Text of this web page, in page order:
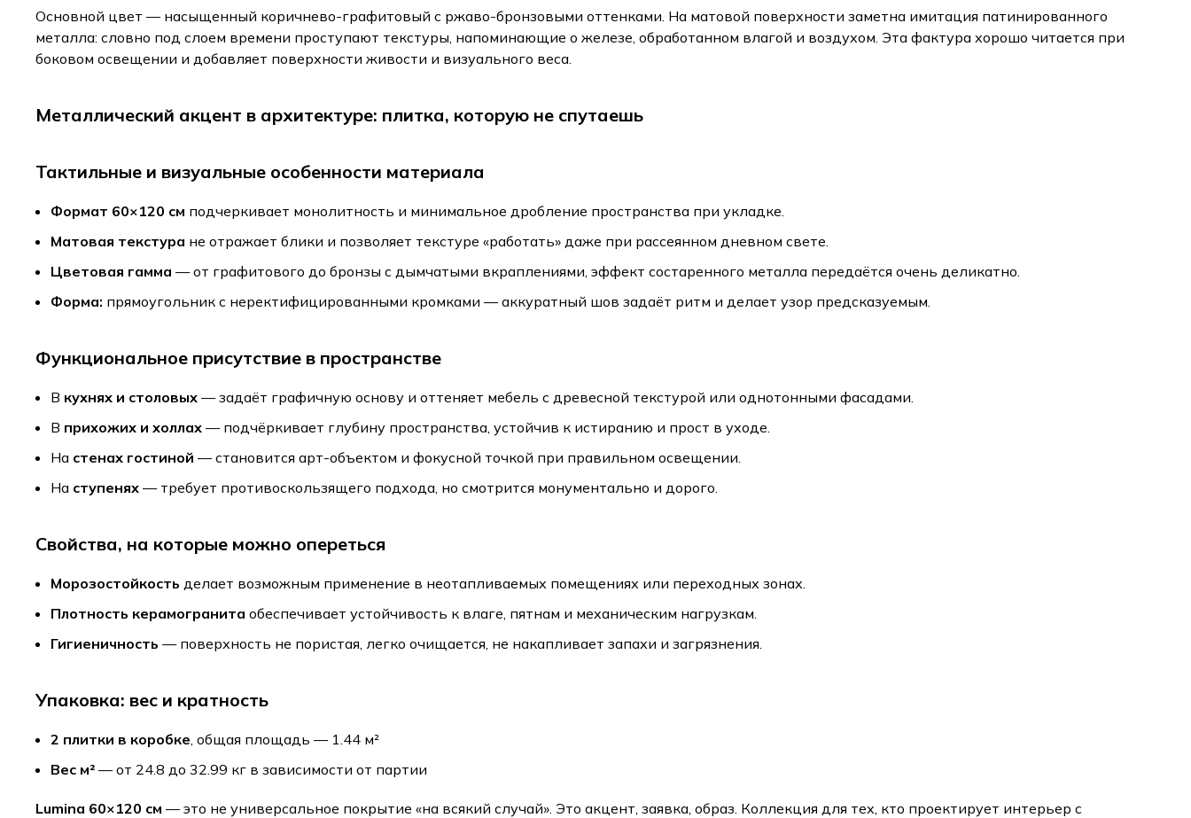
Основной цвет — насыщенный коричнево-графитовый с ржаво-бронзовыми оттенками. На матовой поверхности заметна имитация патинированного
металла: словно под слоем времени проступают текстуры, напоминающие о железе, обработанном влагой и воздухом. Эта фактура хорошо читается при
боковом освещении и добавляет поверхности живости и визуального веса.
Металлический акцент в архитектуре: плитка, которую не спутаешь
Тактильные и визуальные особенности материала
Формат 60×120 см подчеркивает монолитность и минимальное дробление пространства при укладке.
Матовая текстура не отражает блики и позволяет текстуре «работать» даже при рассеянном дневном свете.
Цветовая гамма — от графитового до бронзы с дымчатыми вкраплениями, эффект состаренного металла передаётся очень деликатно.
Форма: прямоугольник с неректифицированными кромками — аккуратный шов задаёт ритм и делает узор предсказуемым.
Функциональное присутствие в пространстве
В кухнях и столовых — задаёт графичную основу и оттеняет мебель с древесной текстурой или однотонными фасадами.
В прихожих и холлах — подчёркивает глубину пространства, устойчив к истиранию и прост в уходе.
На стенах гостиной — становится арт-объектом и фокусной точкой при правильном освещении.
На ступенях — требует противоскользящего подхода, но смотрится монументально и дорого.
Свойства, на которые можно опереться
Морозостойкость делает возможным применение в неотапливаемых помещениях или переходных зонах.
Плотность керамогранита обеспечивает устойчивость к влаге, пятнам и механическим нагрузкам.
Гигиеничность — поверхность не пористая, легко очищается, не накапливает запахи и загрязнения.
Упаковка: вес и кратность
2 плитки в коробке, общая площадь — 1.44 м²
Вес м² — от 24.8 до 32.99 кг в зависимости от партии
Lumina 60×120 см — это не универсальное покрытие «на всякий случай». Это акцент, заявка, образ. Коллекция для тех, кто проектирует интерьер с